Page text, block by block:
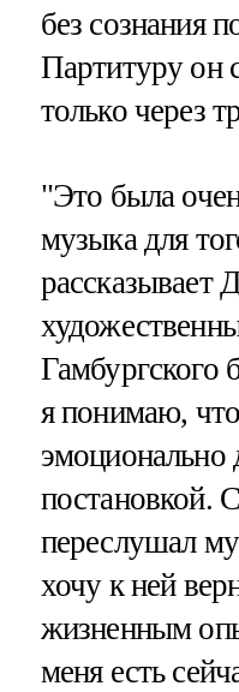
без сознания
Партитуру он
только через
"Это была
музыка для
рассказывает
Гамбургского
я понимаю,
эмоционально
постановкой.
переслушал
хочу к ней
жизненным
меня есть